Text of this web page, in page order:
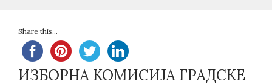
Share this...
ИЗБОРНA КОМИСИЈA ГРАДСКЕ